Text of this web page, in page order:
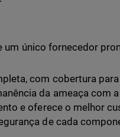
Reddit
único fornecedor
com cobertura
da ameaça com
e oferece o melhor
de cada